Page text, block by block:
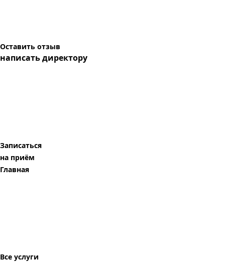
Оставить отзыв
написать директору
Записаться
на приём
Главная
Все услуги